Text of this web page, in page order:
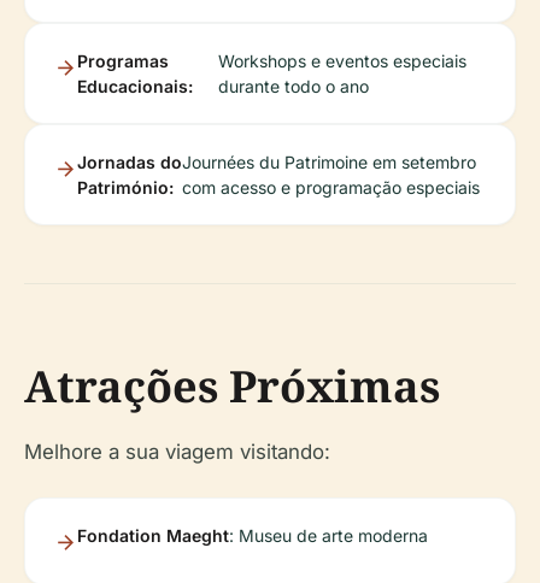
Programas
Educacionais:
Workshops e eventos especiais
durante todo o ano
Jornadas do
Património:
Journées du Patrimoine em setembro
com acesso e programação especiais
Atrações Próximas
Melhore a sua viagem visitando:
Fondation Maeght: Museu de arte moderna